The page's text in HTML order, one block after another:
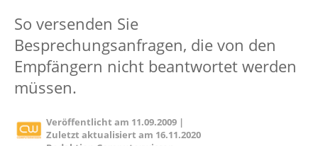
So versenden Sie
Besprechungsanfragen, die von den
Empfängern nicht beantwortet werden
müssen.
Veröffentlicht am 11.09.2009 |
Zuletzt aktualisiert am 16.11.2020